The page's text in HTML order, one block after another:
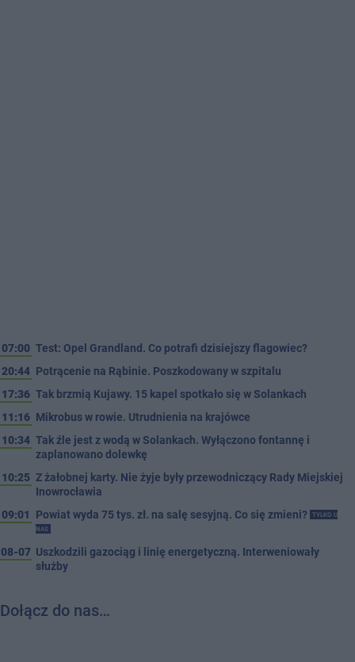
07:00 Test: Opel Grandland. Co potrafi dzisiejszy flagowiec?
20:44 Potrącenie na Rąbinie. Poszkodowany w szpitalu
17:36 Tak brzmią Kujawy. 15 kapel spotkało się w Solankach
11:16 Mikrobus w rowie. Utrudnienia na krajówce
10:34 Tak źle jest z wodą w Solankach. Wyłączono fontannę i
zaplanowano dolewkę
10:25 Z żałobnej karty. Nie żyje były przewodniczący Rady Miejskiej
Inowrocławia
09:01
Powiat wyda 75 tys. zł. na salę sesyjną. Co się zmieni?
TYLKO U
NAS
08-07 Uszkodzili gazociąg i linię energetyczną. Interweniowały
służby
Dołącz do nas…